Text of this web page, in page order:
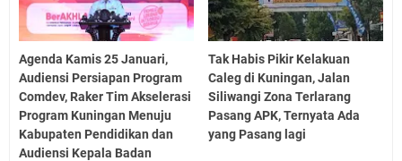
Agenda Kamis 25 Januari,
Audiensi Persiapan Program
Comdev, Raker Tim Akselerasi
Program Kuningan Menuju
Kabupaten Pendidikan dan
Audiensi Kepala Badan
Tak Habis Pikir Kelakuan
Caleg di Kuningan, Jalan
Siliwangi Zona Terlarang
Pasang APK, Ternyata Ada
yang Pasang lagi